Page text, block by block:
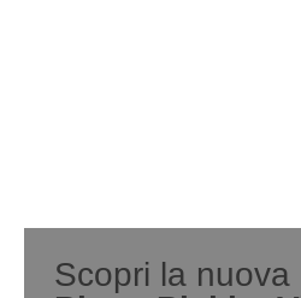
Scopri la nuova